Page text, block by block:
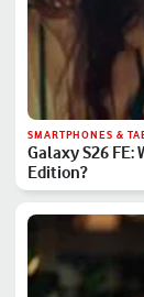
SMARTPHONES &
Galaxy S26 FE:
Edition?